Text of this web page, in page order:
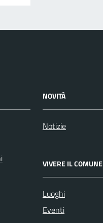
NOVITÀ
Notizie
VIVERE IL COMUNE
Luoghi
Eventi